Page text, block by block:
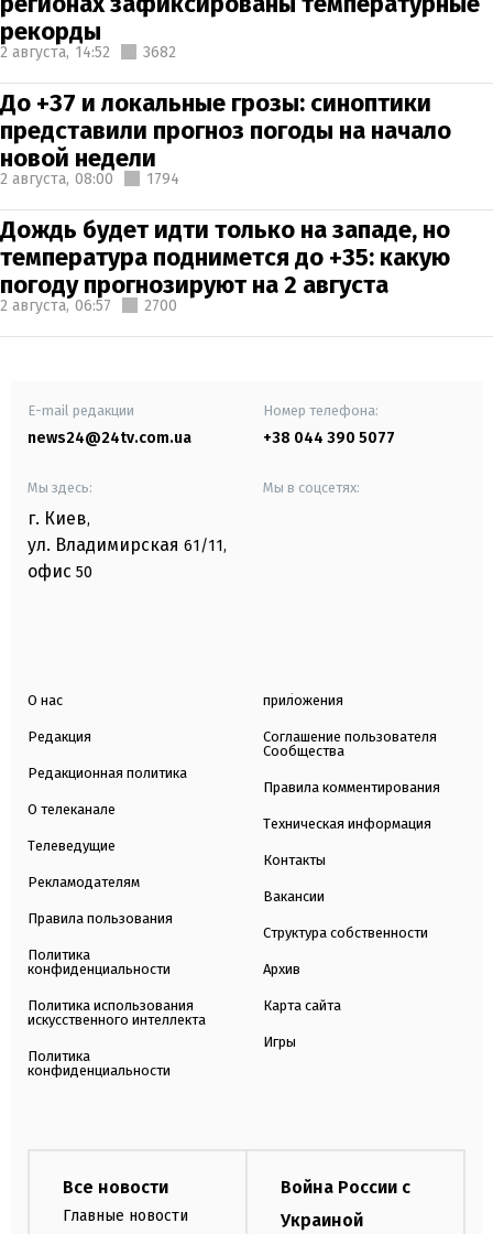
рекорды
2 августа, 14:52 3682
До +37 и локальные грозы: синоптики
представили прогноз погоды на начало
новой недели
2 августа, 08:00 1794
Дождь будет идти только на западе, но
температура поднимется до +35: какую
погоду прогнозируют на 2 августа
2 августа, 06:57 2700
E-mail редакции
news24@24tv.com.ua
Номер телефона:
+38 044 390 5077
Мы здесь:
г. Киев,
ул. Владимирская 61/11,
офис 50
Мы в соцсетях:
О нас
Редакция
Редакционная политика
О телеканале
Телеведущие
Рекламодателям
Правила пользования
Политика
конфиденциальности
Политика использования
искусственного интеллекта
Политика
конфиденциальности
приложения
Соглашение пользователя
Сообщества
Правила комментирования
Техническая информация
Контакты
Вакансии
Структура собственности
Архив
Карта сайта
Игры
Все новости
Главные новости
Война России с
Украиной